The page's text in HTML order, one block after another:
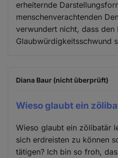
erheiternde
menschenverachtenden
verwundert nicht, dass den
Glaubwürdigkeitsschwund
Diana Baur (nicht überprüft)
Wieso glaubt ein
Wieso glaubt ein zölibatär
sich erdreisten zu können
tätigen? Ich bin so froh,